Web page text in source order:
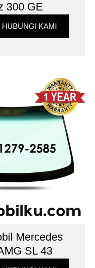
300 GE
HUBUNGI KAMI
Mercedes
SL 43